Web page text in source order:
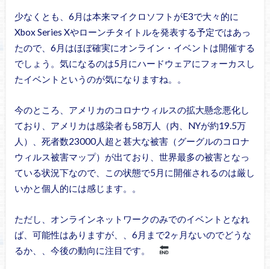
少なくとも、6月は本来マイクロソフトがE3で大々的に
Xbox Series Xやローンチタイトルを発表する予定ではあっ
たので、6月はほぼ確実にオンライン・イベントは開催する
でしょう。気になるのは5月にハードウェアにフォーカスし
たイベントというのが気になりますね。。
今のところ、アメリカのコロナウィルスの拡大懸念悪化し
ており、アメリカは感染者も58万人（内、NYが約19.5万
人）、死者数23000人超と甚大な被害（グーグルのコロナ
ウィルス被害マップ）が出ており、世界最多の被害となっ
ている状況下なので、この状態で5月に開催されるのは厳し
いかと個人的には感じます。。
ただし、オンラインネットワークのみでのイベントとなれ
ば、可能性はありますが、、6月まで2ヶ月ないのでどうな
るか、、今後の動向に注目です。